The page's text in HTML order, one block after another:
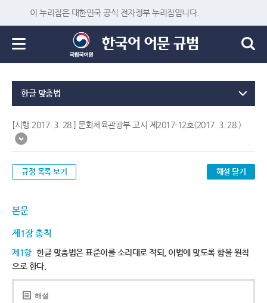
이 누리집은 대한민국 공식 전자정부 누리집입니다.
한글 맞춤법
[시행 2017. 3. 28.] 문화체육관광부 고시 제2017-12호(2017. 3. 28.)
규정 목록 보기 해설 닫기
본문
제1장 총칙
제1항 한글 맞춤법은 표준어를 소리대로 적되, 어법에 맞도록 함을 원칙
으로 한다.
해설